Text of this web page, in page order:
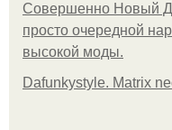
Совершенно Новый
просто очередной
высокой моды.
Dafunkystyle. Matrix